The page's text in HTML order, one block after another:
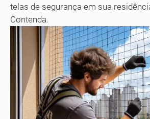
telas de segurança em sua
Contenda.